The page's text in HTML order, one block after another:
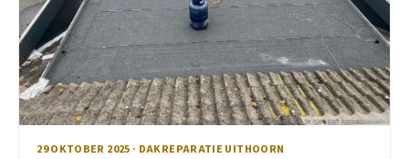
29 OKTOBER 2025 · DAKREPARATIE UITHOORN